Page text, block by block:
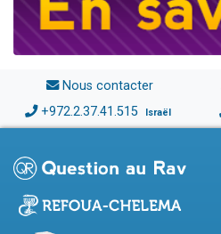
Nous contacter
+972.2.37.41.515 Israël